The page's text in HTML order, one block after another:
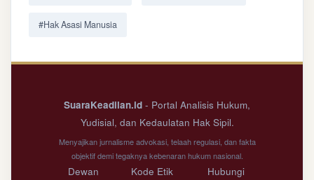
#Hak Asasi Manusia
SuaraKeadilan.id - Portal Analisis Hukum,
Yudisial, dan Kedaulatan Hak Sipil.
Menyajikan jurnalisme advokasi, telaah regulasi, dan fakta
objektif demi tegaknya kebenaran hukum nasional.
Dewan Kode Etik Hubungi